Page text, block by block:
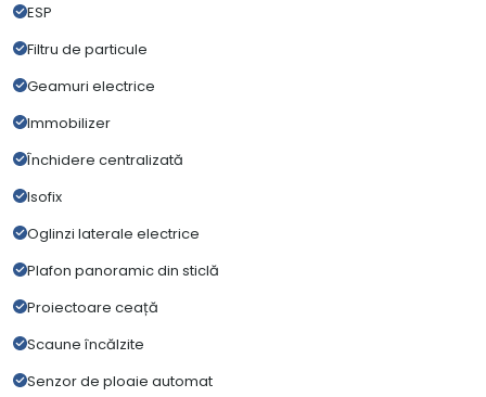
ESP
Filtru de particule
Geamuri electrice
Immobilizer
Închidere centralizată
Isofix
Oglinzi laterale electrice
Plafon panoramic din sticlă
Proiectoare ceață
Scaune încălzite
Senzor de ploaie automat